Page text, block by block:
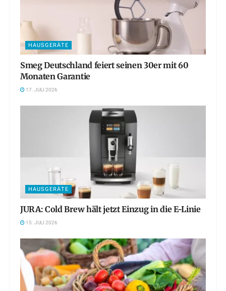
HAUSGERÄTE
Smeg Deutschland feiert seinen 30er mit 60
Monaten Garantie
17. JULI 2026
HAUSGERÄTE
JURA: Cold Brew hält jetzt Einzug in die E-Linie
15. JULI 2026